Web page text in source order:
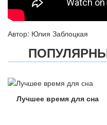
Автор: Юлия Заблоцкая
Лучшее время для сна